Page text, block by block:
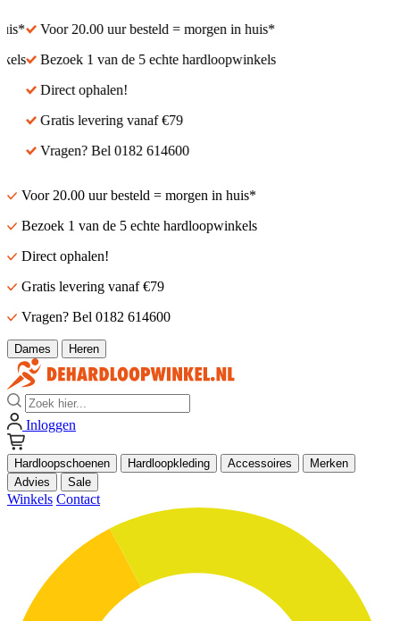
Voor 20.00 uur besteld = morgen in huis*
Bezoek 1 van de 5 echte hardloopwinkels
Direct ophalen!
Gratis levering vanaf €79
Vragen? Bel 0182 614600
Voor 20.00 uur besteld = morgen in huis*
Bezoek 1 van de 5 echte hardloopwinkels
Direct ophalen!
Gratis levering vanaf €79
Vragen? Bel 0182 614600
Dames Heren
Zoek
Inloggen
Hardloopschoenen Hardloopkleding Accessoires
Merken
Advies
Sale
Winkels Contact